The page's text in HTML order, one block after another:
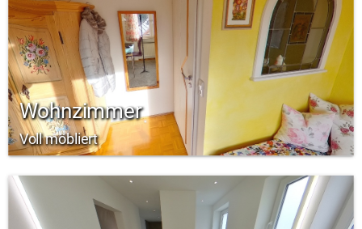
Wohnzimmer
Voll möbliert